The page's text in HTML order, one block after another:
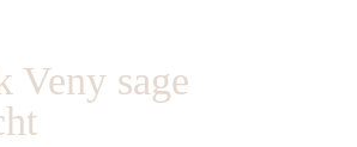
Veny sage